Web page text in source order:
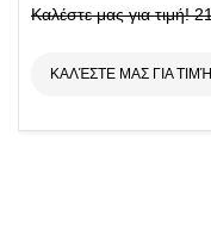
Καλέστε μας για τιμή!
ΚΑΛΈΣΤΕ ΜΑΣ ΓΙΑ